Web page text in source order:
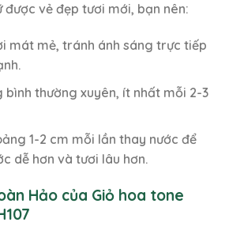
vẻ đẹp tươi mới, bạn nên:
mát mẻ, tránh ánh sáng trực tiếp
bình thường xuyên, ít nhất mỗi 2-3
1-2 cm mỗi lần thay nước để
dễ hơn và tươi lâu hơn.
Hảo của Giỏ hoa tone